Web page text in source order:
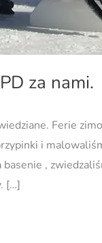
za nami.
Ferie
i
,
[…]